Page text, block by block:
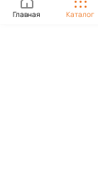
Главная Каталог